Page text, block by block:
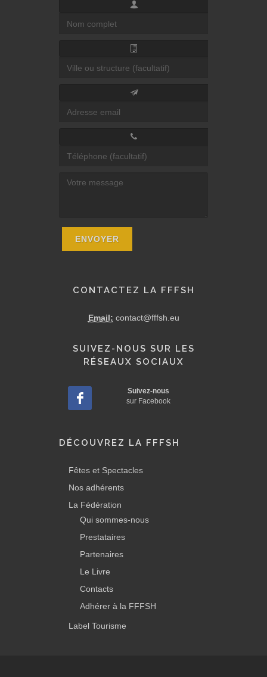
CONTACTEZ LA FFFSH
Email: contact@fffsh.eu
SUIVEZ-NOUS SUR LES
RÉSEAUX SOCIAUX
Suivez-nous
sur Facebook
DÉCOUVREZ LA FFFSH
Fêtes et Spectacles
Nos adhérents
La Fédération
Qui sommes-nous
Prestataires
Partenaires
Le Livre
Contacts
Adhérer à la FFFSH
Label Tourisme